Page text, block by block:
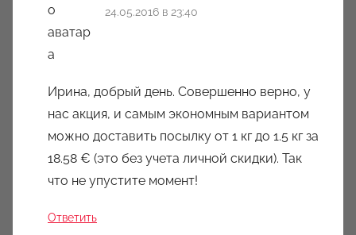
24.05.2016 в 23:40
Ирина, добрый день. Совершенно верно, у
нас акция, и самым экономным вариантом
можно доставить посылку от 1 кг до 1.5 кг за
18.58 € (это без учета личной скидки). Так
что не упустите момент!
Ответить